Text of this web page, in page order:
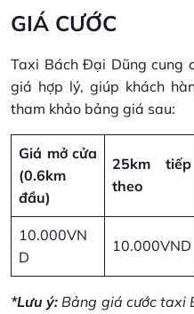
GIÁ CƯỚC
Taxi Bách Đại Dũng cung
giá hợp lý, giúp khách
tham khảo bảng giá sau:
Giá mở cửa
(0.6km
đầu)
25km tiếp
theo
10.000VN
D
10.000VND
*Lưu ý:Bảng giá cước taxi